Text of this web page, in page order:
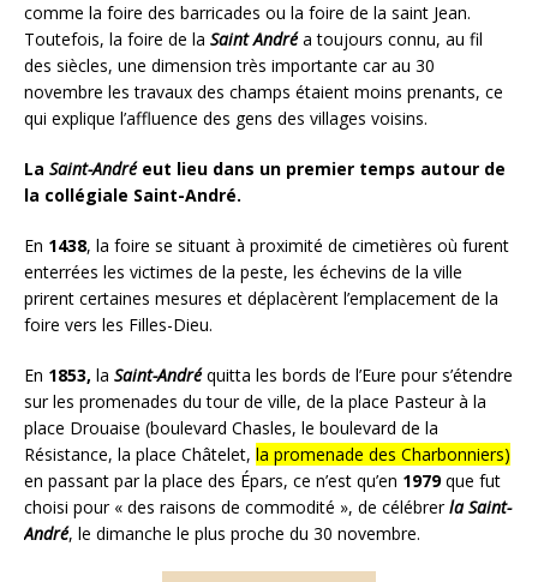
comme la foire des barricades ou la foire de la saint Jean.
Toutefois, la foire de la Saint Andréa toujours connu, au fil
des siècles, une dimension très importante car au 30
novembre les travaux des champs étaient moins prenants, ce
qui explique l’affluence des gens des villages voisins.
La Saint-Andréeut lieu dans un premier temps autour de
la collégiale Saint-André.
En 1438, la foire se situant à proximité de cimetières où furent
enterrées les victimes de la peste, les échevins de la ville
prirent certaines mesures et déplacèrent l’emplacement de la
foire vers les Filles-Dieu.
En 1853, la Saint-Andréquitta les bords de l’Eure pour s’étendre
sur les promenades du tour de ville, de la place Pasteur à la
place Drouaise (boulevard Chasles, le boulevard de la
Résistance, la place Châtelet, la promenade des Charbonniers)
en passant par la place des Épars, ce n’est qu’en 1979que fut
choisi pour « des raisons de commodité », de célébrerla Saint-
André, le dimanche le plus proche du 30 novembre.